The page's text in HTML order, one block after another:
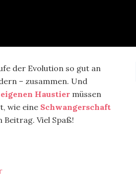
der Evolution so gut an
– zusammen. Und
Haustier müssen
wie eine Schwangerschaft
Beitrag. Viel Spaß!